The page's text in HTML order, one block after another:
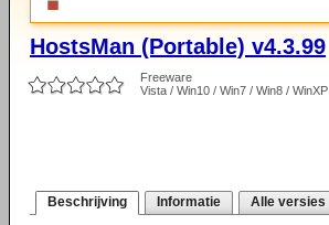
HostsMan (Portable) v4.3.99
Freeware
Vista / Win10 / Win7 / Win8 / WinXP
Beschrijving Informatie Alle versies